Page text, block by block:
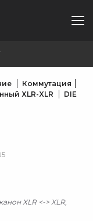
Коммутация
XLR-XLR
DIE
XLR <-> XLR,